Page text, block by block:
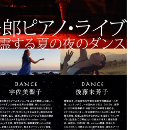
ョップ